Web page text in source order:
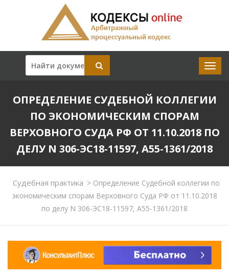
ОПРЕДЕЛЕНИЕ СУДЕБНОЙ КОЛЛЕГИИ
ПО ЭКОНОМИЧЕСКИМ СПОРАМ
ВЕРХОВНОГО СУДА РФ ОТ 11.10.2018 ПО
ДЕЛУ N 306-ЭС18-11597, А55-1361/2018
Судебная практика > Определение Судебной коллегии по
экономическим спорам Верховного Суда РФ от 11.10.2018
по делу N 306-ЭС18-11597, А55-1361/2018